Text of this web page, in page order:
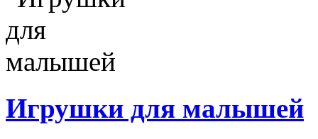
Игрушки для малышей